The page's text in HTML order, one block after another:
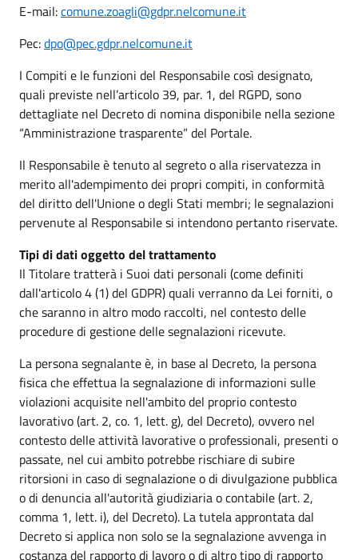
E-mail:comune.zoagli@gdpr.nelcomune.it
Pec:dpo@pec.gdpr.nelcomune.it
I Compiti e le funzioni del Responsabile così designato,
quali previste nell’articolo 39, par. 1, del RGPD, sono
dettagliate nel Decreto di nomina disponibile nella sezione
“Amministrazione trasparente” del Portale.
Il Responsabile è tenuto al segreto o alla riservatezza in
merito all'adempimento dei propri compiti, in conformità
del diritto dell'Unione o degli Stati membri; le segnalazioni
pervenute al Responsabile si intendono pertanto riservate.
Tipi di dati oggetto del trattamento
Il Titolare tratterà i Suoi dati personali (come definiti
dall'articolo 4 (1) del GDPR) quali verranno da Lei forniti, o
che saranno in altro modo raccolti, nel contesto delle
procedure di gestione delle segnalazioni ricevute.
La persona segnalante è, in base al Decreto, la persona
fisica che effettua la segnalazione di informazioni sulle
violazioni acquisite nell'ambito del proprio contesto
lavorativo (art. 2, co. 1, lett. g), del Decreto), ovvero nel
contesto delle attività lavorative o professionali, presenti o
passate, nel cui ambito potrebbe rischiare di subire
ritorsioni in caso di segnalazione o di divulgazione pubblica
o di denuncia all'autorità giudiziaria o contabile (art. 2,
comma 1, lett. i), del Decreto). La tutela approntata dal
Decreto si applica non solo se la segnalazione avvenga in
costanza del rapporto di lavoro o di altro tipo di rapporto